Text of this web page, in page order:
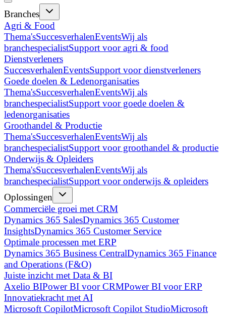
Branches
Agri & Food
Thema'sSuccesverhalenEventsWij als
branchespecialistSupport voor agri & food
Dienstverleners
SuccesverhalenEventsSupport voor dienstverleners
Goede doelen & Ledenorganisaties
Thema'sSuccesverhalenEventsWij als
branchespecialistSupport voor goede doelen &
ledenorganisaties
Groothandel & Productie
Thema'sSuccesverhalenEventsWij als
branchespecialistSupport voor groothandel & productie
Onderwijs & Opleiders
Thema'sSuccesverhalenEventsWij als
branchespecialistSupport voor onderwijs & opleiders
Oplossingen
Commerciële groei met CRM
Dynamics 365 SalesDynamics 365 Customer
InsightsDynamics 365 Customer Service
Optimale processen met ERP
Dynamics 365 Business CentralDynamics 365 Finance
and Operations (F&O)
Juiste inzicht met Data & BI
Axelio BIPower BI voor CRMPower BI voor ERP
Innovatiekracht met AI
Microsoft CopilotMicrosoft Copilot StudioMicrosoft